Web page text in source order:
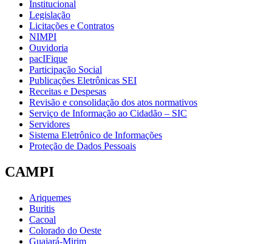
Institucional
Legislação
Licitações e Contratos
NIMPI
Ouvidoria
pacIFique
Participação Social
Publicações Eletrônicas SEI
Receitas e Despesas
Revisão e consolidação dos atos normativos
Serviço de Informação ao Cidadão – SIC
Servidores
Sistema Eletrônico de Informações
Proteção de Dados Pessoais
CAMPI
Ariquemes
Buritis
Cacoal
Colorado do Oeste
Guajará-Mirim